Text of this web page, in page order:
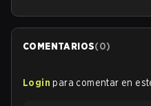
COMENTARIOS(0)
Login para comentar en